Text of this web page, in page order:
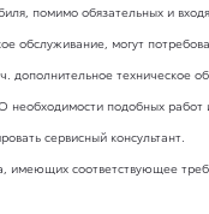
помимо обязательных и
обслуживание, могут
дополнительное техническое
необходимости подобных работ
сервисный консультант.
имеющих соответствующее